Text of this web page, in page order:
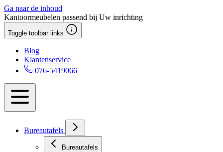
Ga naar de inhoud
Kantoormeubelen passend bij Uw inrichting
Toggle toolbar links
Blog
Klantenservice
076-5419066
Bureautafels
Bureautafels